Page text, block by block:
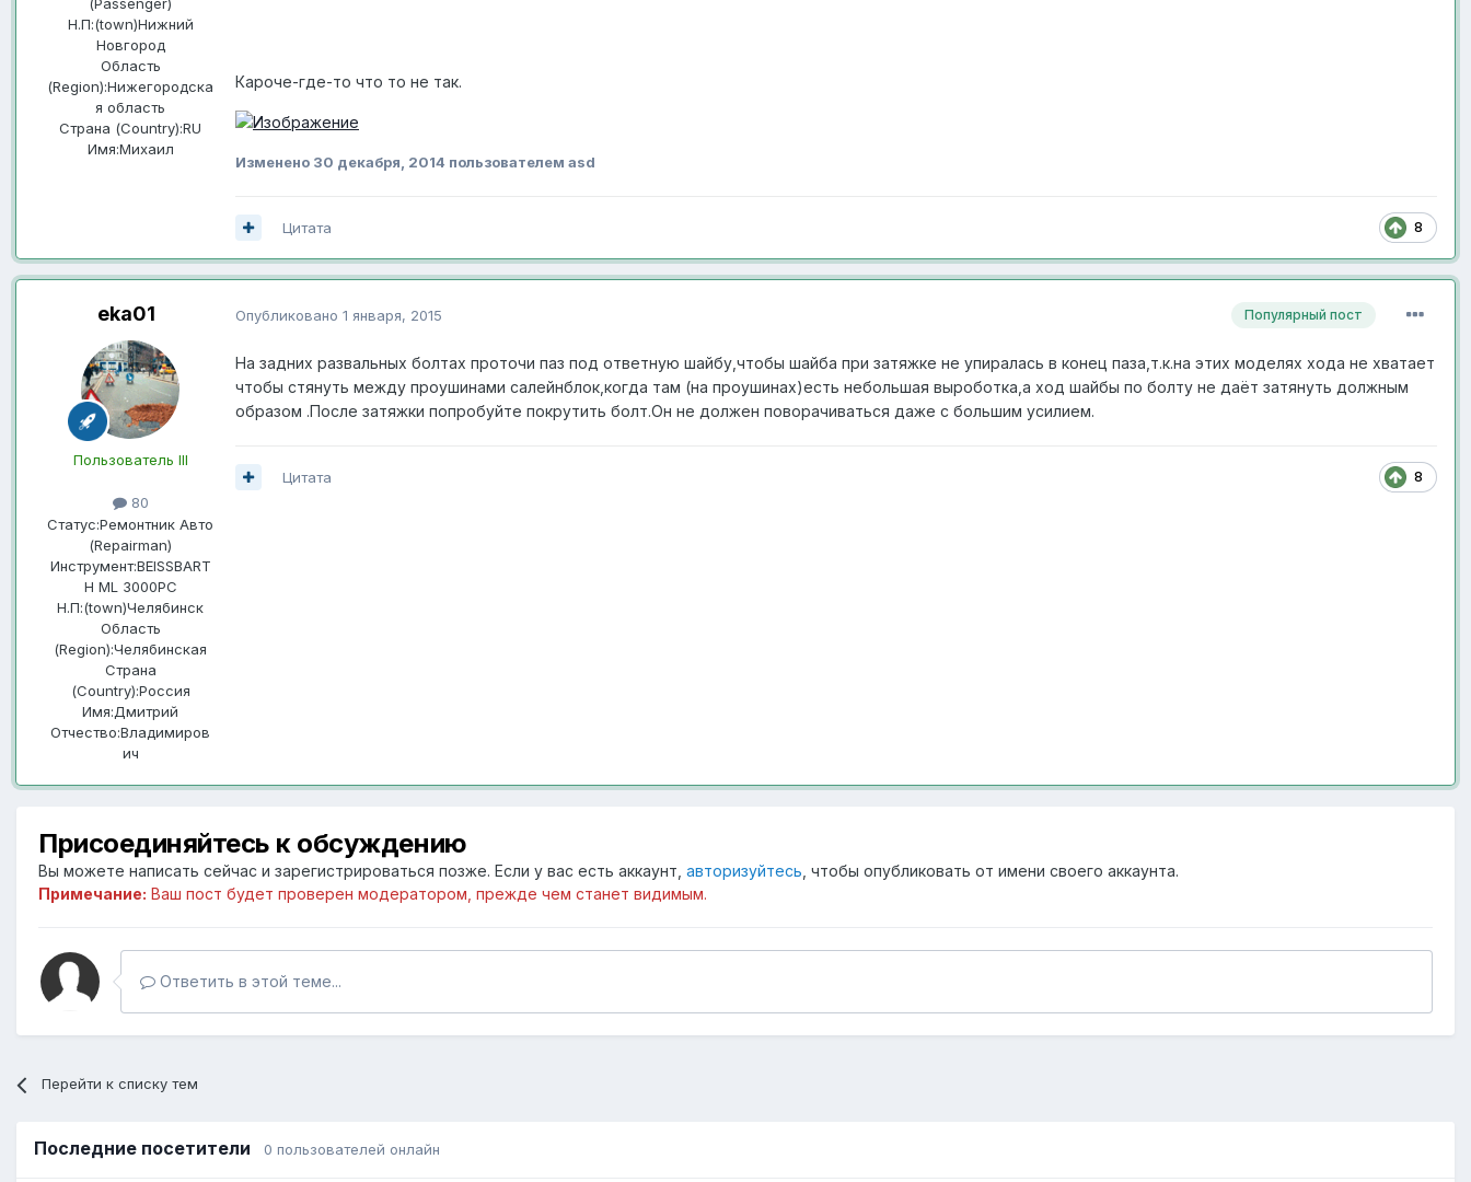
Н.П:(town)Нижний
Новгород
Область
(Region):Нижегородска
я область
Страна (Country):RU
Имя:Михаил
Кароче-где-то что то не так.
Изменено 30 декабря, 2014 пользователем asd
8
Цитата
eka01
Пользователь III
80
Статус:Ремонтник Авто
(Repairman)
Инструмент:BEISSBART
H ML 3000PC
Н.П:(town)Челябинск
Область
(Region):Челябинская
Страна
(Country):Россия
Имя:Дмитрий
Отчество:Владимиров
ич
Популярный пост
Опубликовано 1 января, 2015
На задних развальных болтах проточи паз под ответную шайбу,чтобы шайба при затяжке не упиралась в конец паза,т.к.на этих моделях хода не хватает
чтобы стянуть между проушинами салейнблок,когда там (на проушинах)есть небольшая выроботка,а ход шайбы по болту не даёт затянуть должным
образом .После затяжки попробуйте покрутить болт.Он не должен поворачиваться даже с большим усилием.
8
Цитата
Присоединяйтесь к обсуждению
Вы можете написать сейчас и зарегистрироваться позже. Если у вас есть аккаунт, авторизуйтесь , чтобы опубликовать от имени своего аккаунта.
Примечание: Ваш пост будет проверен модератором, прежде чем станет видимым.
Ответить в этой теме...
Перейти к списку тем
Последние посетители 0 пользователей онлайн